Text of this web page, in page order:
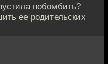
побомбить?
ее родительских